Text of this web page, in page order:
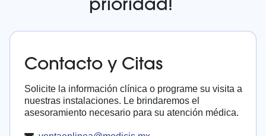
Contacto y Citas
Solicite la información clínica o programe su visita a
nuestras instalaciones. Le brindaremos el
asesoramiento necesario para su atención médica.